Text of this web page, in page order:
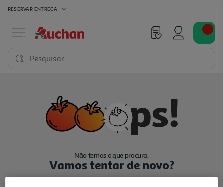
RESERVAR ENTREGA
Pesquisar
Não temos o que procura.
Vamos tentar de novo?